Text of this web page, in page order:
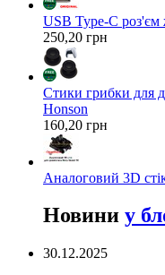
USB Type-C роз'єм
250,20 грн
Стики грибки для
Honson
160,20 грн
Аналоговий 3D
Новини у
30.12.2025